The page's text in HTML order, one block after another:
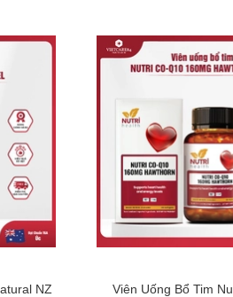
NZ
Viên Uống Bổ Tim